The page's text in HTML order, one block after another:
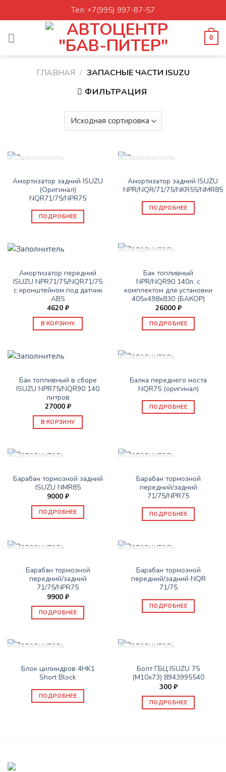
to
Тел: +7(995) 997-87-57
0
ГЛАВНАЯ / ЗАПАСНЫЕ ЧАСТИ ISUZU
ФИЛЬТРАЦИЯ
Амортизатор задний ISUZU
(Оригинал)
NQR71/75/NPR75
ПОДРОБНЕЕ
Амортизатор задний ISUZU
NPR/NQR/71/75/NKR55/NMR85
ПОДРОБНЕЕ
Амортизатор передний
ISUZU NPR71/75/NQR71/75
с кронштейном под датчик
ABS
4620 ₽
В КОРЗИНУ
Бак топливный
NPR/NQR90 140л. с
комплектом для установки
405x498x830 (БАКОР)
26000 ₽
ПОДРОБНЕЕ
Бак топливный в сборе
ISUZU NPR75/NQR90 140
литров
27000 ₽
В КОРЗИНУ
Балка переднего моста
NQR75 (оригинал)
ПОДРОБНЕЕ
Барабан тормозной задний
ISUZU NMR85
9000 ₽
ПОДРОБНЕЕ
Барабан тормозной
передний/задний
71/75/NPR75
ПОДРОБНЕЕ
Барабан тормозной
передний/задний
71/75/NPR75
9900 ₽
ПОДРОБНЕЕ
Барабан тормозной
передний/задний NQR
71/75
ПОДРОБНЕЕ
Блок цилиндров 4HK1
Short Block
ПОДРОБНЕЕ
Болт ГБЦ ISUZU 75
(М10х73) 8943995540
300 ₽
ПОДРОБНЕЕ